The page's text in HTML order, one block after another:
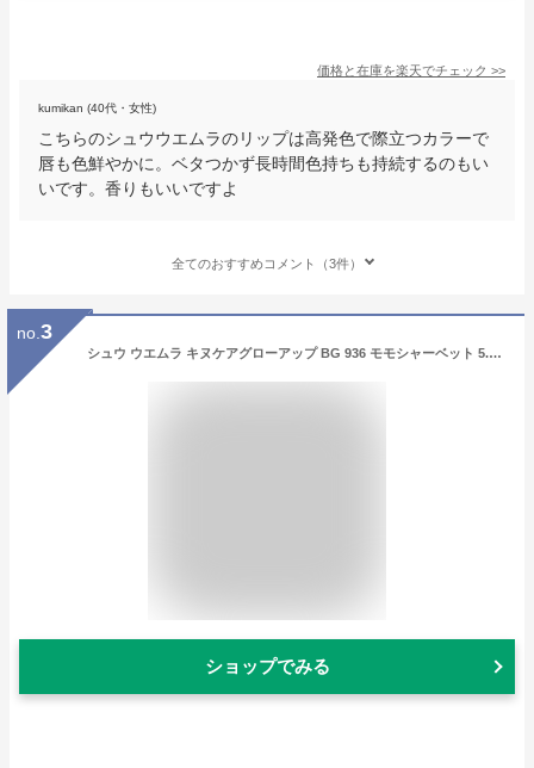
価格と在庫を楽天でチェック >>
kumikan (40代・女性)
こちらのシュウウエムラのリップは高発色で際立つカラーで
唇も色鮮やかに。ベタつかず長時間色持ちも持続するのもい
いです。香りもいいですよ
全てのおすすめコメント（3件）
no. 3
シュウ ウエムラ キヌケアグローアップ BG 936 モモシャーベット 5.5ml | 激安 shu uemura リップグロス
ショップでみる